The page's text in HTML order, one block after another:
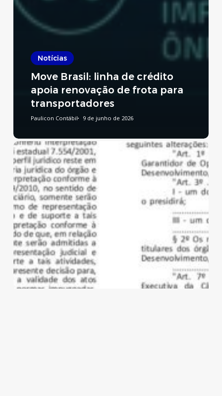
Notícias
Move Brasil: linha de crédito
apoia renovação de frota para
transportadores
Paulicon Contábil 9 de junho de 2026
Reforma
Tributária:
publicado
decreto
que
regulamenta
a
CBS